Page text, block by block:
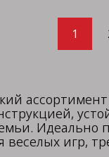
1
веселых игр,